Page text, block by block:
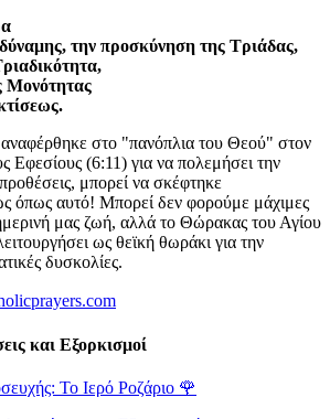
την προσκύνηση της Τριάδας,
Μονότητας
στο "πανόπλια του Θεού" στον
Εφεσίους (6:11) για να πολεμήσει την
μπορεί να σκέφτηκε
όπως αυτό! Μπορεί δεν φορούμε μάχιμες
μας ζωή, αλλά το Θώρακας του Αγίου
ως θεϊκή θωράκι για την
δυσκολίες.
και Εξορκισμοί
Το Ιερό Ροζάριο 🌹